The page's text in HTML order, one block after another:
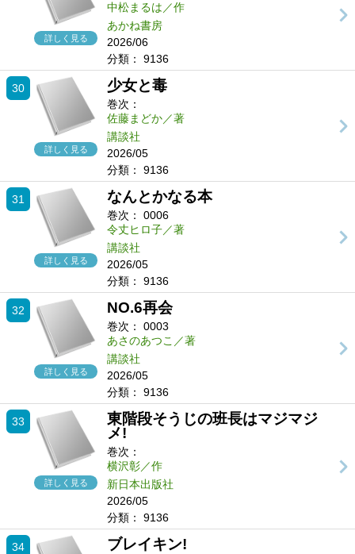
詳しく見る
中松まるは／作
あかね書房
2026/06
分類：
9136
30
詳しく見る
少女と毒
巻次：
佐藤まどか／著
講談社
2026/05
分類：
9136
31
詳しく見る
なんとかなる本
巻次：
0006
令丈ヒロ子／著
講談社
2026/05
分類：
9136
32
詳しく見る
NO.6再会
巻次：
0003
あさのあつこ／著
講談社
2026/05
分類：
9136
33
詳しく見る
東階段そうじの班長はマジマジ
メ!
巻次：
横沢彰／作
新日本出版社
2026/05
分類：
9136
34 ブレイキン!